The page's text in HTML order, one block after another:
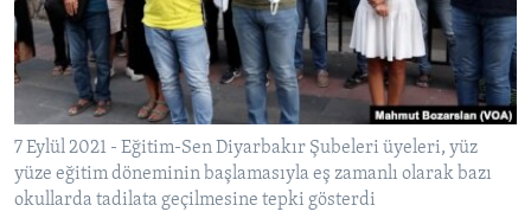
HAYATTAN
SANAT
BIZI TAKIP EDIN
Diller
7 Eylül 2021 - Eğitim-Sen Diyarbakır Şubeleri üyeleri, yüz
yüze eğitim döneminin başlamasıyla eş zamanlı olarak bazı
okullarda tadilata geçilmesine tepki gösterdi